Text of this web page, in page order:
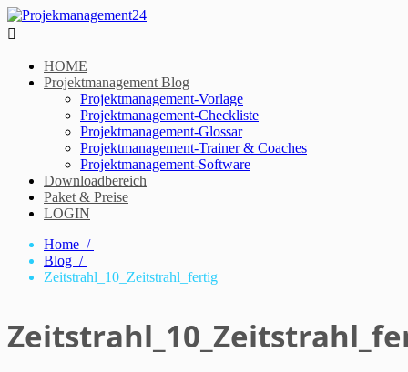

HOME
Projektmanagement Blog
Projektmanagement-Vorlage
Projektmanagement-Checkliste
Projektmanagement-Glossar
Projektmanagement-Trainer & Coaches
Projektmanagement-Software
Downloadbereich
Paket & Preise
LOGIN
Home /
Blog /
Zeitstrahl_10_Zeitstrahl_fertig